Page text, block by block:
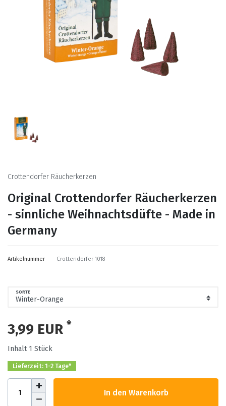
Crottendorfer Räucherkerzen
Original Crottendorfer Räucherkerzen
- sinnliche Weihnachtsdüfte - Made in
Germany
Artikelnummer Crottendorfer 1018
SORTE
3,99 EUR *
Inhalt 1 Stück
Lieferzeit: 1-2 Tage*
In den Warenkorb